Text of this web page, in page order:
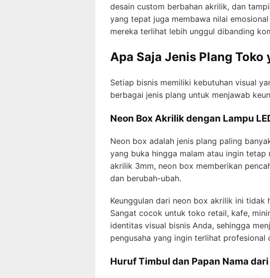
desain custom berbahan akrilik, dan
yang tepat juga membawa nilai
mereka terlihat lebih unggul dibanding
Apa Saja Jenis Plang Toko
Setiap bisnis memiliki kebutuhan visual
berbagai jenis plang untuk menjawab
Neon Box Akrilik dengan Lampu
Neon box adalah jenis plang paling
yang buka hingga malam atau ingin
akrilik 3mm, neon box memberikan
dan berubah-ubah.
Keunggulan dari neon box akrilik ini tidak
Sangat cocok untuk toko retail, kafe,
identitas visual bisnis Anda, sehingga
pengusaha yang ingin terlihat profesional
Huruf Timbul dan Papan Nama